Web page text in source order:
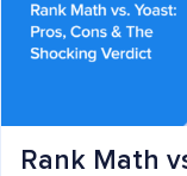
Rank Math